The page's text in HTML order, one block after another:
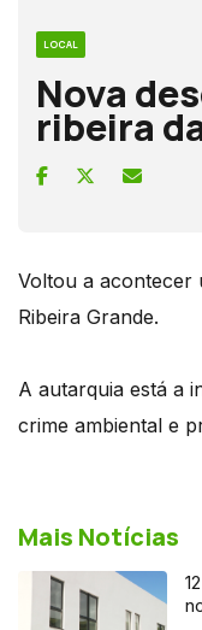
LOCAL
Nova
ribeira
Voltou a acontecer
Ribeira Grande.
A autarquia está a
crime ambiental e
Mais Notícias